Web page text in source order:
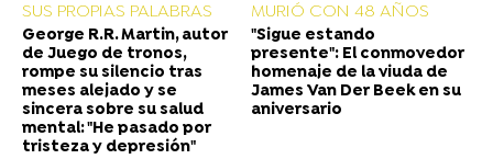
SUS PROPIAS PALABRAS
George R.R. Martin, autor
de Juego de tronos,
rompe su silencio tras
meses alejado y se
sincera sobre su salud
mental: "He pasado por
tristeza y depresión"
MURIÓ CON 48 AÑOS
"Sigue estando
presente": El conmovedor
homenaje de la viuda de
James Van Der Beek en su
aniversario